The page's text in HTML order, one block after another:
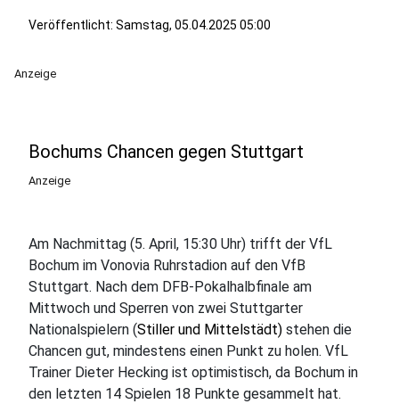
Veröffentlicht: Samstag, 05.04.2025 05:00
Anzeige
Bochums Chancen gegen Stuttgart
Anzeige
Am Nachmittag (5. April, 15:30 Uhr) trifft der VfL
Bochum im Vonovia Ruhrstadion auf den VfB
Stuttgart. Nach dem DFB-Pokalhalbfinale am
Mittwoch und Sperren von zwei Stuttgarter
Nationalspielern (Stiller und Mittelstädt) stehen die
Chancen gut, mindestens einen Punkt zu holen. VfL
Trainer Dieter Hecking ist optimistisch, da Bochum in
den letzten 14 Spielen 18 Punkte gesammelt hat.